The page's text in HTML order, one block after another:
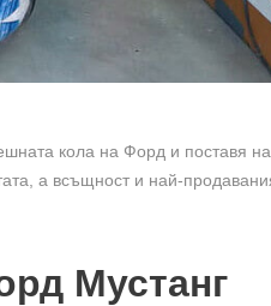
кола на Форд и поставя
а всъщност и най-
Мустанг